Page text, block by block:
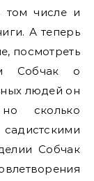
том числе и
А теперь
посмотреть
Собчак о
людей он
сколько
Собчак